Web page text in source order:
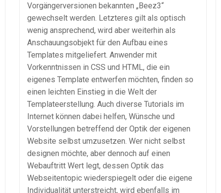
Vorgängerversionen bekannten „Beez3“
gewechselt werden. Letzteres gilt als optisch
wenig ansprechend, wird aber weiterhin als
Anschauungsobjekt für den Aufbau eines
Templates mitgeliefert. Anwender mit
Vorkenntnissen in CSS und HTML, die ein
eigenes Template entwerfen möchten, finden so
einen leichten Einstieg in die Welt der
Templateerstellung. Auch diverse Tutorials im
Internet können dabei helfen, Wünsche und
Vorstellungen betreffend der Optik der eigenen
Website selbst umzusetzen. Wer nicht selbst
designen möchte, aber dennoch auf einen
Webauftritt Wert legt, dessen Optik das
Webseitentopic wiederspiegelt oder die eigene
Individualität unterstreicht, wird ebenfalls im